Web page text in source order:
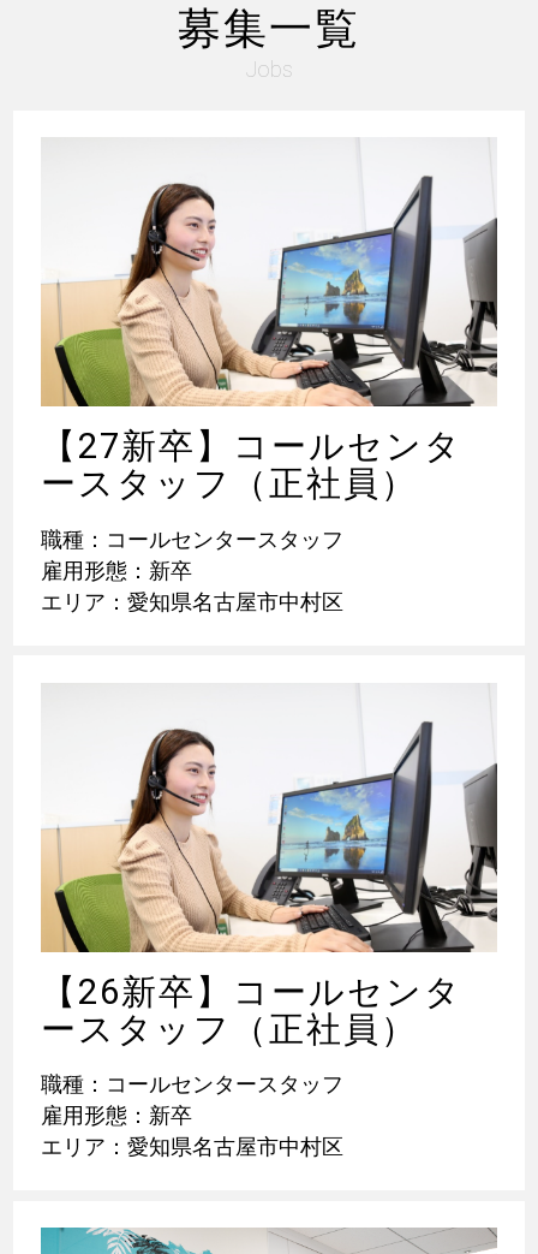
募集一覧
Jobs
【27新卒】コールセンタ
ースタッフ（正社員）
職種：コールセンタースタッフ
雇用形態：新卒
エリア：愛知県名古屋市中村区
【26新卒】コールセンタ
ースタッフ（正社員）
職種：コールセンタースタッフ
雇用形態：新卒
エリア：愛知県名古屋市中村区